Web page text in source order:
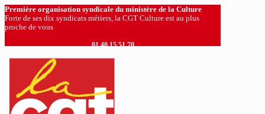
Première organisation syndicale du ministère de la Culture
Forte de ses dix syndicats métiers, la CGT Culture est au plus
proche de vous
01 40 15 51 70